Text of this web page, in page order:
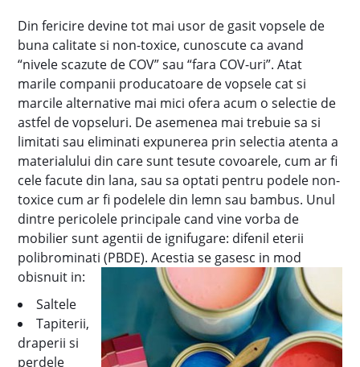
Din fericire devine tot mai usor de gasit vopsele de
buna calitate si non-toxice, cunoscute ca avand
“nivele scazute de COV” sau “fara COV-uri”. Atat
marile companii producatoare de vopsele cat si
marcile alternative mai mici ofera acum o selectie de
astfel de vopseluri. De asemenea mai trebuie sa si
limitati sau eliminati expunerea prin selectia atenta a
materialului din care sunt tesute covoarele, cum ar fi
cele facute din lana, sau sa optati pentru podele non-
toxice cum ar fi podelele din lemn sau bambus. Unul
dintre pericolele principale cand vine vorba de
mobilier sunt agentii de ignifugare: difenil eterii
polibrominati (PBDE). Acestia se gasesc in mod
obisnuit in:
Saltele
Tapiterii,
draperii si
perdele